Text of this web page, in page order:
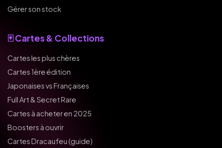
Gérer son stock
🃏 Cartes & Collections
Cartes les plus chères
Cartes 1ère édition
Japonaises vs Françaises
Full Art & Secret Rare
Cartes à acheter en 2025
Boosters à ouvrir
Cartes Dracaufeu (guide)